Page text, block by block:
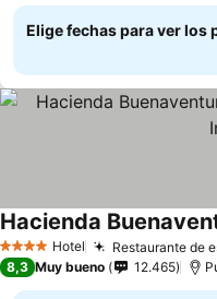
Elige fechas para ver los
4 EstrellasHotel Restaurante de
8,3 Muy bueno 12.465